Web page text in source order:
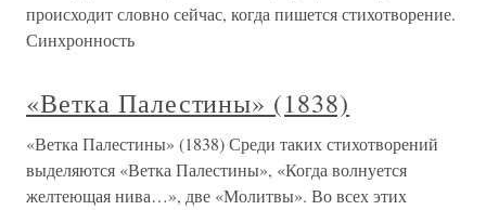
происходит словно сейчас, когда пишется стихотворение.
Синхронность
«Ветка Палестины» (1838)
«Ветка Палестины» (1838) Среди таких стихотворений
выделяются «Ветка Палестины», «Когда волнуется
желтеющая нива…», две «Молитвы». Во всех этих